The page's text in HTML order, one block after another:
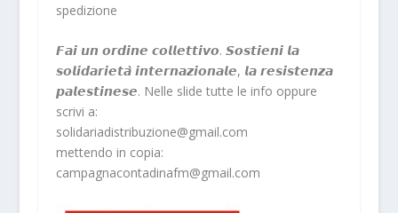
spedizione
𝙁𝙖𝙞 𝙪𝙣 𝙤𝙧𝙙𝙞𝙣𝙚 𝙘𝙤𝙡𝙡𝙚𝙩𝙩𝙞𝙫𝙤. 𝙎𝙤𝙨𝙩𝙞𝙚𝙣𝙞 𝙡𝙖
𝙨𝙤𝙡𝙞𝙙𝙖𝙧𝙞𝙚𝙩𝙖̀ 𝙞𝙣𝙩𝙚𝙧𝙣𝙖𝙯𝙞𝙤𝙣𝙖𝙡𝙚, 𝙡𝙖 𝙧𝙚𝙨𝙞𝙨𝙩𝙚𝙣𝙯𝙖
𝙥𝙖𝙡𝙚𝙨𝙩𝙞𝙣𝙚𝙨𝙚. Nelle slide tutte le info oppure
scrivi a:
solidariadistribuzione@gmail.com
mettendo in copia:
campagnacontadinafm@gmail.com